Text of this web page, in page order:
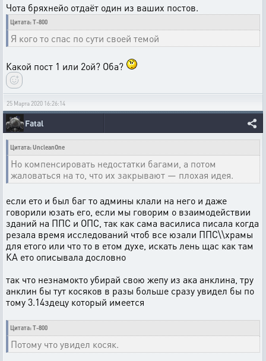
Чота бряхнейо отдаёт один из ваших постов.
Цитата: T-800
Я кого то спас по сути своей темой
Какой пост 1 или 2ой? Оба?
25 Марта 2020 16:26:14
Fatal
Цитата: UncleanOne
Но компенсировать недостатки багами, а потом
жаловаться на то, что их закрывают — плохая идея.
если ето и был баг то админы клали на него и даже
говорили юзать его, если мы говорим о взаимодействии
зданий на ППС и ОПС, так как сама василиса писала когда
резала время исследований чтоб все юзали ППС\\храмы
для етого или что то в етом духе, искать лень щас как там
КА ето описывала дословно
так что незнамокто убирай свою жепу из ака анклина, тру
анклин бы тут косяков в разы больше сразу увидел бы по
тому 3.14здецу который имеется
Цитата: T-800
Потому что увидел косяк.